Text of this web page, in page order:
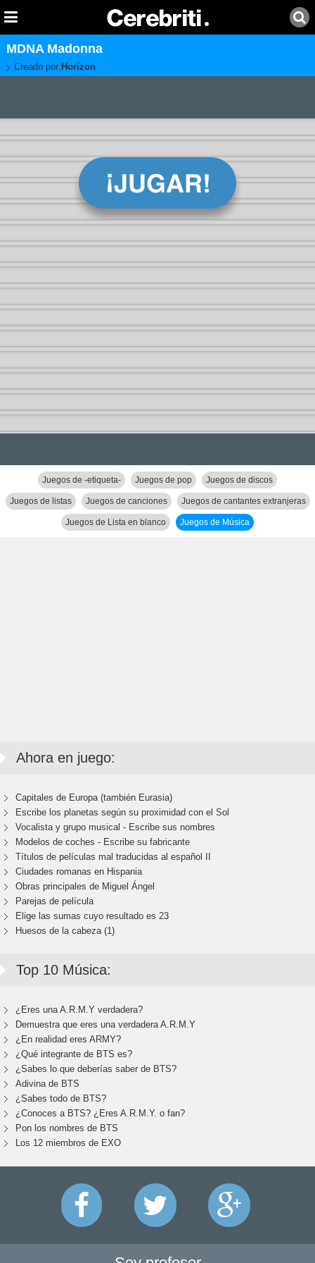
MDNA Madonna
Creado por: Horizon
Juegos de -etiqueta- Juegos de pop Juegos de discos
Juegos de listas Juegos de canciones Juegos de cantantes extranjeras
Juegos de Lista en blanco Juegos de Música
Ahora en juego:
Capitales de Europa (también Eurasia)
Escribe los planetas según su proximidad con el Sol
Vocalista y grupo musical - Escribe sus nombres
Modelos de coches - Escribe su fabricante
Títulos de películas mal traducidas al español II
Ciudades romanas en Hispania
Obras principales de Miguel Ángel
Parejas de película
Elige las sumas cuyo resultado es 23
Huesos de la cabeza (1)
Top 10 Música:
¿Eres una A.R.M.Y verdadera?
Demuestra que eres una verdadera A.R.M.Y
¿En realidad eres ARMY?
¿Qué integrante de BTS es?
¿Sabes lo que deberías saber de BTS?
Adivina de BTS
¿Sabes todo de BTS?
¿Conoces a BTS? ¿Eres A.R.M.Y. o fan?
Pon los nombres de BTS
Los 12 miembros de EXO